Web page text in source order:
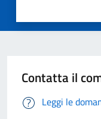
Contatta il
Leggi le